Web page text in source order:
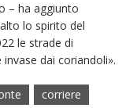
– ha aggiunto
lo spirito del
le strade di
dai coriandoli».
corriere